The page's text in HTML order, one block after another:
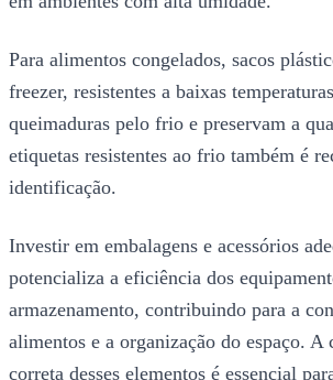
Para alimentos congelados, sacos
freezer, resistentes a baixas
queimaduras pelo frio e preservam a
etiquetas resistentes ao frio também é
identificação.
Investir em embalagens e acessórios
potencializa a eficiência dos
armazenamento, contribuindo para a
alimentos e a organização do espaço. A
correta desses elementos é essencial